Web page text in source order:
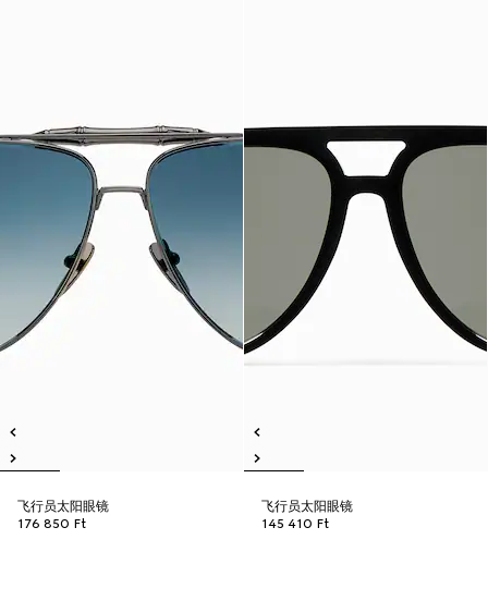
飞行员太阳眼镜
176 850 Ft
飞行员太阳眼镜
145 410 Ft